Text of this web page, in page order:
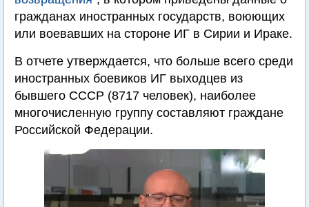
гражданах иностранных государств, воюющих
или воевавших на стороне ИГ в Сирии и Ираке.
В отчете утверждается, что больше всего среди
иностранных боевиков ИГ выходцев из
бывшего СССР (8717 человек), наиболее
многочисленную группу составляют граждане
Российской Федерации.